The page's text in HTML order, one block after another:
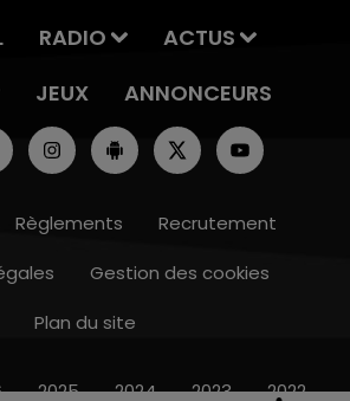
7h00 - 12h00
RADIO
ACTUS
JEUX ANNONCEURS
Règlements
Recrutement
Gestion des cookies
Plan du site
2025 2024 2023 2022